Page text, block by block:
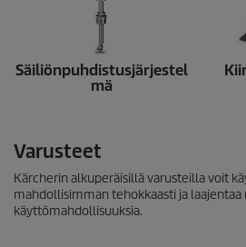
Säiliönpuhdistusjärjestel
mä
Varusteet
Kärcherin alkuperäisillä varusteilla voit
mahdollisimman tehokkaasti ja laajentaa
käyttömahdollisuuksia.